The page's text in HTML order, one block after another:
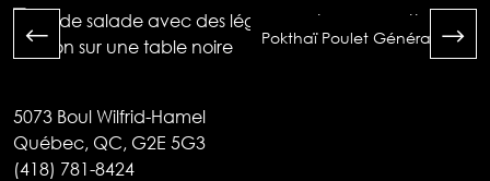
Pokthaï Poulet Général Tao
5073 Boul Wilfrid-Hamel
Québec, QC, G2E 5G3
(418) 781-8424